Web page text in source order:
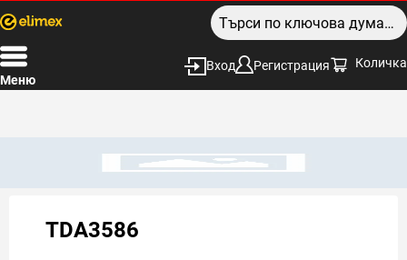
Меню
Вход Регистрация Количка
TDA3586